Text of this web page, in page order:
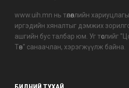
www.uih.mn нь төлөөллийн
иргэдийн хяналтыг дэмжих
ашгийн бус талбар юм. Уг төслийг
Төв" санаачлан, хэрэгжүүлж байна.